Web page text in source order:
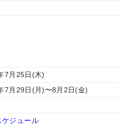
7月25日(木)
7月29日(月)〜8月2日(金)
ケジュール